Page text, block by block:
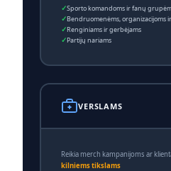
Sporto komandoms ir fanų
Bendruomenėms, organizacijoms
Renginiams ir gerbėjams
Partijų nariams
VERSLAMS
Reikia merch kampanijoms ar
kilniems tikslams